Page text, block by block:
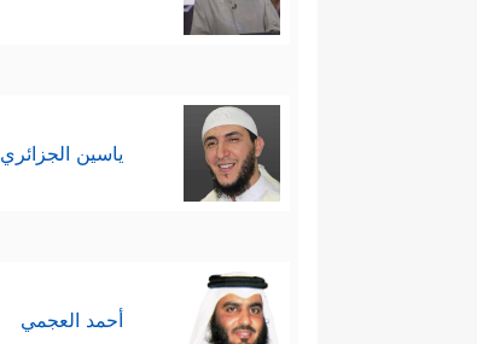
ياسين الجزائري
أحمد العجمي